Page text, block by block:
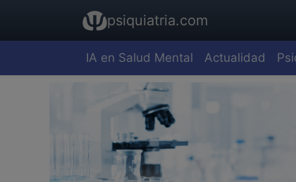
psiquiatria.com
IA en Salud Mental Actualidad